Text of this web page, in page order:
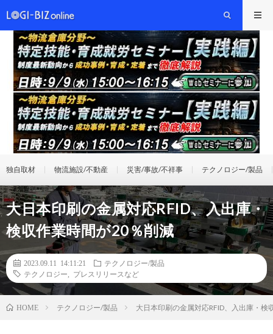
独自取材 物流施設/不動産 災害/事故/不祥事 テクノロジー/製品
大日本印刷の金属対応RFID、入出庫・
検収作業時間が20％削減
2023.09.11 14:11:21
テクノロジー/製品
テクノロジー
プレスリリースなど
HOME テクノロジー/製品 大日本印刷の金属対応RFID、入出庫・検